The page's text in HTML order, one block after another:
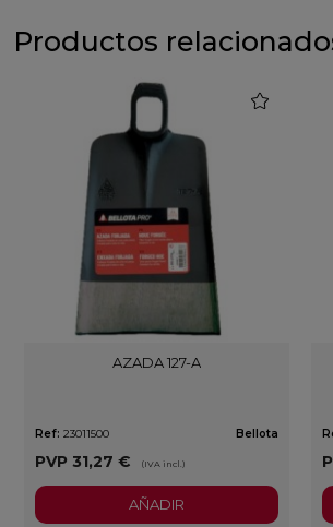
Productos
AZADA 127-A
Ref: 23011500 Bellota
PVP 31,27 € (IVA incl.)
AÑADIR